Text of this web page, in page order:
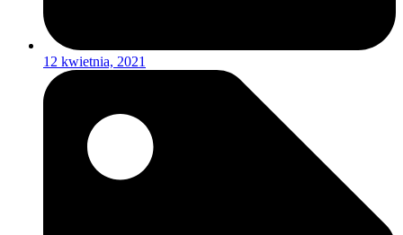
12 kwietnia, 2021